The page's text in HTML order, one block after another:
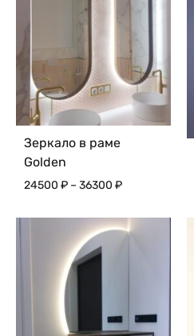
Зеркало в раме
Golden
24500 ₽ – 36300 ₽Диапазон
24500 ₽
–